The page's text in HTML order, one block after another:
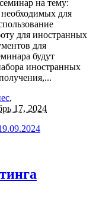
на тему:
для
для иностранных
для
будут
иностранных
,
17, 2024